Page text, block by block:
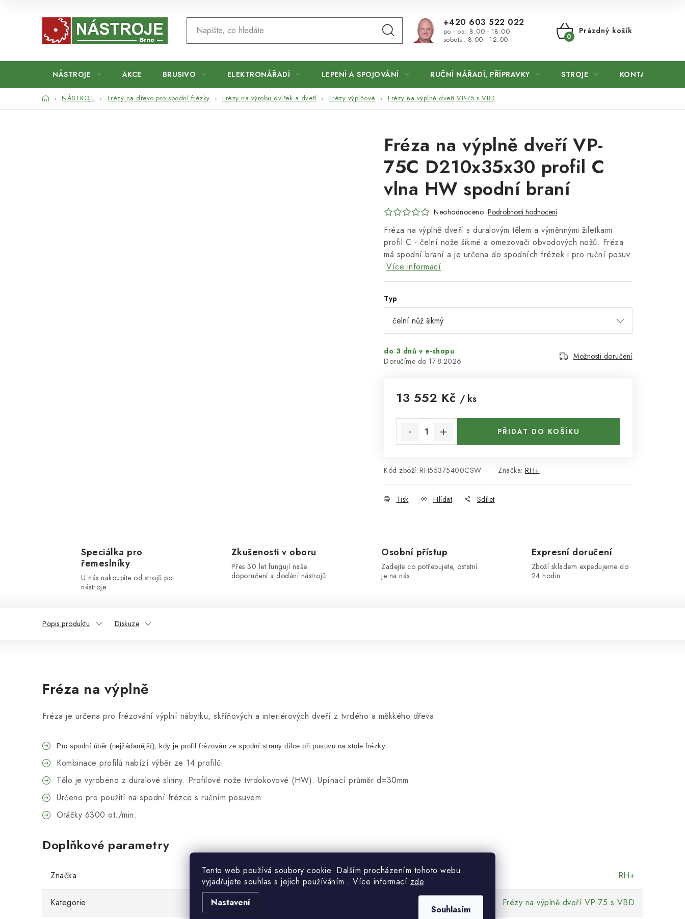
Tento web používá soubory cookie. Dalším procházením tohoto webu
vyjadřujete souhlas s jejich používáním.. Více informací zde.
Nastavení
Souhlasím
+420 603 522 022
po - pa: 8:00 - 18:00
sobota: 8:00 - 12:00
NÁKUPNÍ
Prázdný košík
NÁSTROJE AKCE BRUSIVO ELEKTRONÁŘADÍ LEPENÍ A SPOJOVÁNÍ RUČNÍ NÁŘADÍ, PŘÍPRAVKY STROJE KONTAKTY
DomůNÁSTROJE Frézy na dřevo pro spodní frézky Frézy na výrobu dvířek a dveří Frézy výplňové Frézy na výplně dveří VP-75 s VBD
Fréza na výplně dveří VP-
75C D210x35x30 profil C
vlna HW spodní braní
Neohodnoceno Podrobnosti hodnocení
Fréza na výplně dveří s duralovým tělem a výměnnými žiletkami
profil C - čelní nože šikmé a omezovači obvodových nožů. Fréza
má spodní braní a je určena do spodních frézek i pro ruční posuv.
Více informací
Typ
do 3 dnů v e-shopu
17.8.2026
Možnosti doručení
13 552 Kč / ks
PŘIDAT DO KOŠÍKU
Kód zboží: RH55375400CSW Značka: RH+
Tisk Hlídat Sdílet
Speciálka pro
řemeslníky
U nás nakoupíte od strojů po
nástroje
Zkušenosti v oboru
Přes 30 let fungují naše
doporučení a dodání nástrojů
Osobní přístup
Zadejte co potřebujete, ostatní
je na nás.
Expresní doručení
Zboží skladem expedujeme do
24 hodin
Popis produktu Diskuze
Fréza na výplně
Fréza je určena pro frézování výplní nábytku, skříňových a interiérových dveří z tvrdého a měkkého dřeva.
Pro spodní úběr (nejžádanější), kdy je profil frézován ze spodní strany dílce při posuvu na stole frézky.
Kombinace profilů nabízí výběr ze 14 profilů.
Tělo je vyrobeno z duralové slitiny. Profilové nože tvrdokovové (HW). Upínací průměr d=30mm.
Určeno pro použití na spodní frézce s ručním posuvem.
Otáčky 6300 ot./min.
Doplňkové parametry
Značka RH+
Kategorie Frézy na výplně dveří VP-75 s VBD